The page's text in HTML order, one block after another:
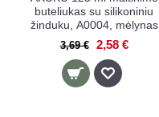
buteliukas su silikoniniu
žinduku, А0004, mėlynas
3,69 € 2,58 €